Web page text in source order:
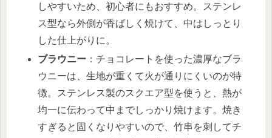
しやすいため、初心者にもおすすめ。ステンレ
ス型なら外側が香ばしく焼けて、中はしっとり
した仕上がりに。
ブラウニー ：チョコレートを使った濃厚なブラ
ウニーは、生地が重くて火が通りにくいのが特
徴。ステンレス製のスクエア型を使うと、熱が
均一に伝わって中までしっかり焼けます。焼き
すぎると固くなりやすいので、竹串を刺してチ